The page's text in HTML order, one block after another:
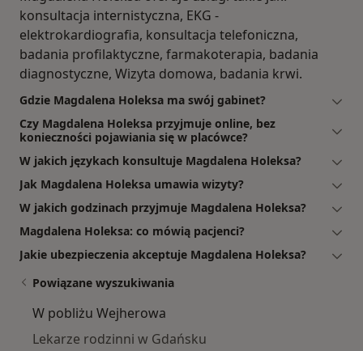
konsultacja internistyczna, EKG -
elektrokardiografia, konsultacja telefoniczna,
badania profilaktyczne, farmakoterapia, badania
diagnostyczne, Wizyta domowa, badania krwi.
Gdzie Magdalena Holeksa ma swój gabinet?
Czy Magdalena Holeksa przyjmuje online, bez
konieczności pojawiania się w placówce?
W jakich językach konsultuje Magdalena Holeksa?
Jak Magdalena Holeksa umawia wizyty?
W jakich godzinach przyjmuje Magdalena Holeksa?
Magdalena Holeksa: co mówią pacjenci?
Jakie ubezpieczenia akceptuje Magdalena Holeksa?
Powiązane wyszukiwania
W pobliżu Wejherowa
Lekarze rodzinni w Gdańsku